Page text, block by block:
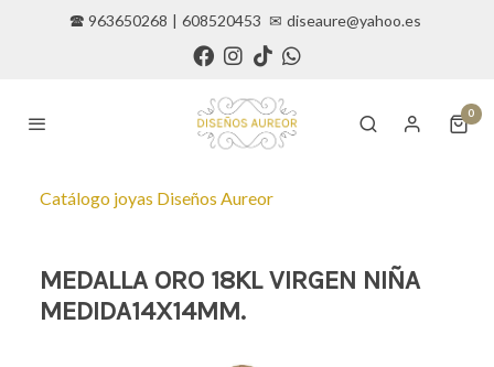
🕿 963650268 | 608520453 ✉ diseaure@yahoo.es
0
Catálogo joyas Diseños Aureor
MEDALLA ORO 18KL VIRGEN NIÑA
MEDIDA14X14MM.